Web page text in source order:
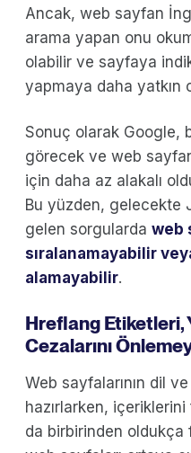
Ancak, web sayfan
arama yapan onu
olabilir ve sayfaya
yapmaya daha yatkın
Sonuç olarak Google,
görecek ve web
için daha az alakalı
Bu yüzden, gelecekte
gelen sorgularda web
sıralanamayabilir
alamayabilir.
Hreflang Etiketleri,
Cezalarını
Web sayfalarının dil
hazırlarken,
da birbirinden oldukça